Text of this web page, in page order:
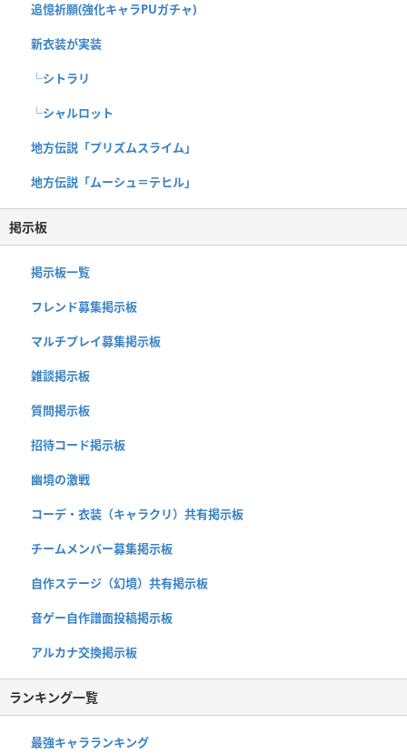
追憶祈願(強化キャラPUガチャ)
新衣装が実装
└シトラリ
└シャルロット
地方伝説「プリズムスライム」
地方伝説「ムーシュ＝テヒル」
掲示板
掲示板一覧
フレンド募集掲示板
マルチプレイ募集掲示板
雑談掲示板
質問掲示板
招待コード掲示板
幽境の激戦
コーデ・衣装（キャラクリ）共有掲示板
チームメンバー募集掲示板
自作ステージ（幻境）共有掲示板
音ゲー自作譜面投稿掲示板
アルカナ交換掲示板
ランキング一覧
最強キャラランキング